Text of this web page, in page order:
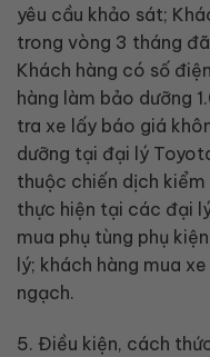
yêu cầu khảo sát;
trong vòng 3 tháng
Khách hàng có số
hàng làm bảo dưỡng
tra xe lấy báo giá
dưỡng tại đại lý
thuộc chiến dịch
thực hiện tại các đại
mua phụ tùng phụ
lý; khách hàng mua
ngạch.
5. Điều kiện, cách